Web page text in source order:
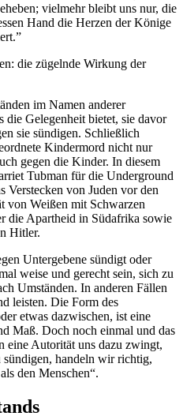
vielmehr bleibt uns nur, die
Hand die Herzen der Könige
die zügelnde Wirkung der
im Namen anderer
die Gelegenheit bietet, sie davor
sie sündigen. Schließlich
Kindermord nicht nur
gegen die Kinder. In diesem
Tubman für die Underground
Verstecken von Juden vor den
von Weißen mit Schwarzen
die Apartheid in Südafrika sowie
Hitler.
Untergebene sündigt oder
weise und gerecht sein, sich zu
Umständen. In anderen Fällen
leisten. Die Form des
etwas dazwischen, ist eine
Maß. Doch noch einmal und das
eine Autorität uns dazu zwingt,
sündigen, handeln wir richtig,
den Menschen“.